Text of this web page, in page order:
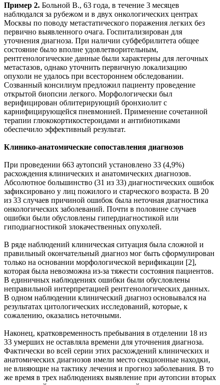
Пример 2. Больной В., 63 года, в течение 3 месяцев
наблюдался за рубежом и в двух онкологических центрах
Москвы по поводу метастатического поражения легких без
первично выявленного очага. Госпитализирован для
уточнения диагноза. При наличии субфебрилитета общее
состояние было вполне удовлетворительным,
рентгенологические данные были характерны для легочных
метастазов, однако уточнить первичную локализацию
опухоли не удалось при всестороннем обследовании.
Созванный консилиум предложил пациенту проведение
открытой биопсии легкого. Морфологически был
верифицирован облитерирующий бронхиолит с
карнифицирующейся пневмонией. Применение сочетанной
терапии глюкокортикостероидами и антибиотиками
обеспечило эффективный результат.
Клинико-анатомические сопоставления диагнозов
При проведении 663 аутопсий установлено 33 (4,9%)
расхождения клинических и анатомических диагнозов.
Абсолютное большинство (31 из 33) диагностических ошибок
зафиксировано у лиц пожилого и старческого возраста. В 20
из 33 случаев причиной ошибок была неточная диагностика
онкологических заболеваний. Почти в половине случаев
ошибки были обусловлены гипердиагностикой или
гиподиагностикой злокачественных опухолей.
В ряде наблюдений клиническая ситуация была сложной и
правильный окончательный диагноз мог быть сформулирован
только на основании морфологической верификации [2],
которая была невозможна из-за тяжести состояния пациентов.
В единичных наблюдениях ошибки были обусловлены
неправильной интерпретацией рентгенологических данных.
В одном наблюдении клинический диагноз основывался на
результатах цитологических исследований, которые, к
сожалению, оказались неточными.
Наконец, кратковременность пребывания в отделении 18 из
33 умерших не оставляла времени для уточнения диагноза.
Фактически во всей серии этих расхождений клинических и
анатомических диагнозов имели место секционные находки,
не влияющие на тактику лечения и прогноз заболевания. В то
же время в трех наблюдениях выявление при аутопсии вторых